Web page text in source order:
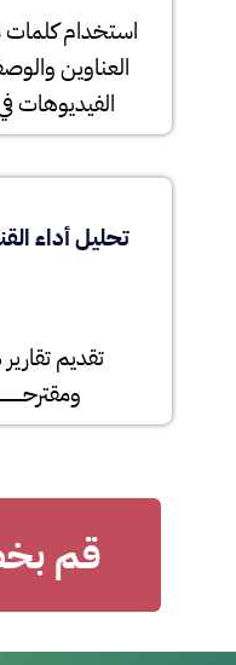
استخدام
العناوين
الفيديوهات في
تحليل أداء
تقديم
قم